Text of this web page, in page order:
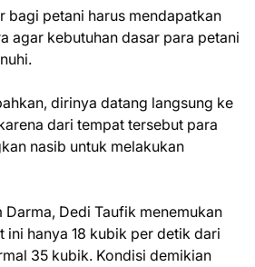
bagi petani harus mendapatkan
agar kebutuhan dasar para petani
dirinya datang langsung ke
dari tempat tersebut para
nasib untuk melakukan
Darma, Dedi Taufik menemukan
ini hanya 18 kubik per detik dari
35 kubik. Kondisi demikian